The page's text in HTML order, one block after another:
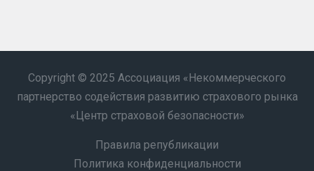
Copyright © 2025 Ассоциация «Некоммерческого
партнерство содействия развитию страхового рынка
«Центр страховой безопасности»
Правила републикации
Политика конфиденциальности